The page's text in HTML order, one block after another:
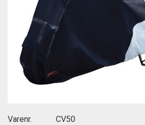
Varenr. CV50